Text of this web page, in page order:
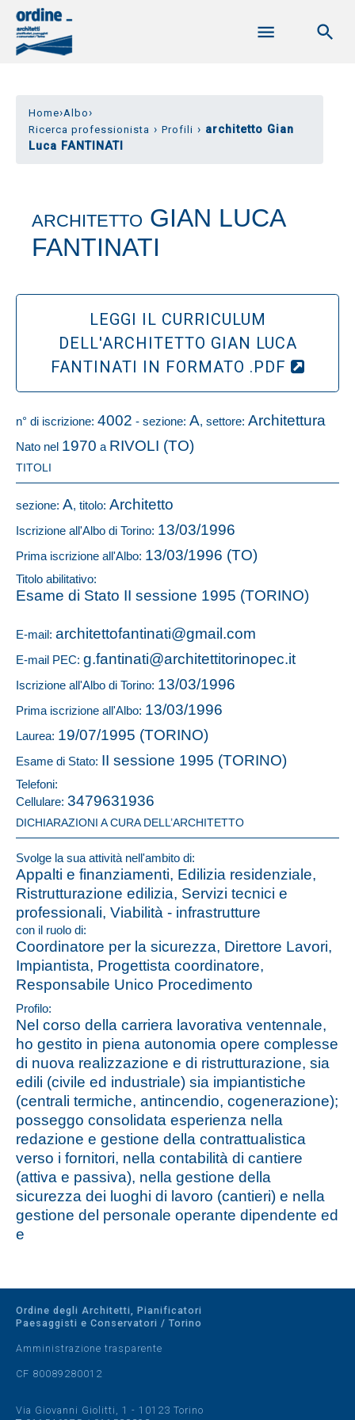
Home›Albo›
Ricerca professionista › Profili › architetto Gian
Luca FANTINATI
ARCHITETTO GIAN LUCA
FANTINATI
LEGGI IL CURRICULUM
DELL'ARCHITETTO GIAN LUCA
FANTINATI IN FORMATO .PDF
n° di iscrizione: 4002 - sezione: A, settore: Architettura
Nato nel 1970 a RIVOLI (TO)
TITOLI
sezione: A, titolo: Architetto
Iscrizione all'Albo di Torino: 13/03/1996
Prima iscrizione all'Albo: 13/03/1996 (TO)
Titolo abilitativo:
Esame di Stato II sessione 1995 (TORINO)
E-mail: architettofantinati@gmail.com
E-mail PEC: g.fantinati@architettitorinopec.it
Iscrizione all'Albo di Torino: 13/03/1996
Prima iscrizione all'Albo: 13/03/1996
Laurea: 19/07/1995 (TORINO)
Esame di Stato: II sessione 1995 (TORINO)
Telefoni:
Cellulare: 3479631936
DICHIARAZIONI A CURA DELL’ARCHITETTO
Svolge la sua attività nell'ambito di:
Appalti e finanziamenti, Edilizia residenziale,
Ristrutturazione edilizia, Servizi tecnici e
professionali, Viabilità - infrastrutture
con il ruolo di:
Coordinatore per la sicurezza, Direttore Lavori,
Impiantista, Progettista coordinatore,
Responsabile Unico Procedimento
Profilo:
Nel corso della carriera lavorativa ventennale,
ho gestito in piena autonomia opere complesse
di nuova realizzazione e di ristrutturazione, sia
edili (civile ed industriale) sia impiantistiche
(centrali termiche, antincendio, cogenerazione);
posseggo consolidata esperienza nella
redazione e gestione della contrattualistica
verso i fornitori, nella contabilità di cantiere
(attiva e passiva), nella gestione della
sicurezza dei luoghi di lavoro (cantieri) e nella
gestione del personale operante dipendente ed
e
Ordine degli Architetti, Pianificatori
Paesaggisti e Conservatori / Torino
Amministrazione trasparente
CF 80089280012
Via Giovanni Giolitti, 1 - 10123 Torino